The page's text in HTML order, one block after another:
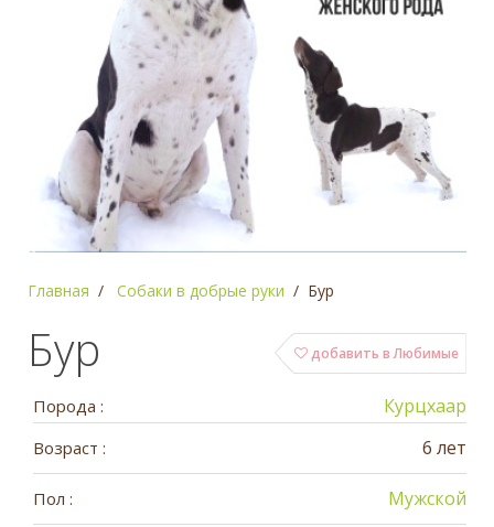
Главная Собаки в добрые руки Бур
добавить в Любимые
Бур
Порода : Курцхаар
Возраст : 6 лет
Пол : Мужской